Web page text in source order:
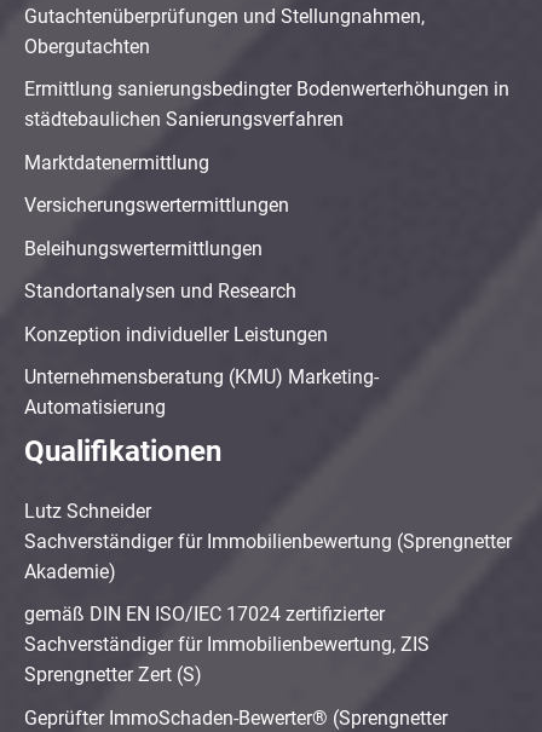
Gutachtenüberprüfungen und Stellungnahmen,
Obergutachten
Ermittlung sanierungsbedingter Bodenwerterhöhungen in
städtebaulichen Sanierungsverfahren
Marktdatenermittlung
Versicherungswertermittlungen
Beleihungswertermittlungen
Standortanalysen und Research
Konzeption individueller Leistungen
Unternehmensberatung (KMU) Marketing-
Automatisierung
Qualifikationen
Lutz Schneider
Sachverständiger für Immobilienbewertung (Sprengnetter
Akademie)
gemäß DIN EN ISO/IEC 17024 zertifizierter
Sachverständiger für Immobilienbewertung, ZIS
Sprengnetter Zert (S)
Geprüfter ImmoSchaden-Bewerter® (Sprengnetter